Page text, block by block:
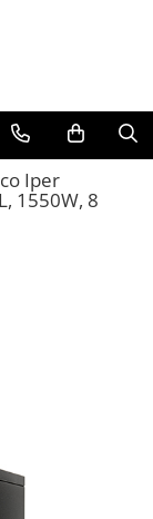
Iper
1550W, 8